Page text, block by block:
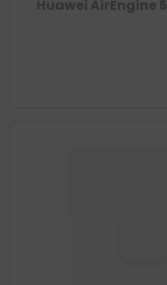
Huawei AirEngine